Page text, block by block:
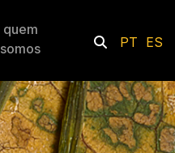
quem
somos
PT ES